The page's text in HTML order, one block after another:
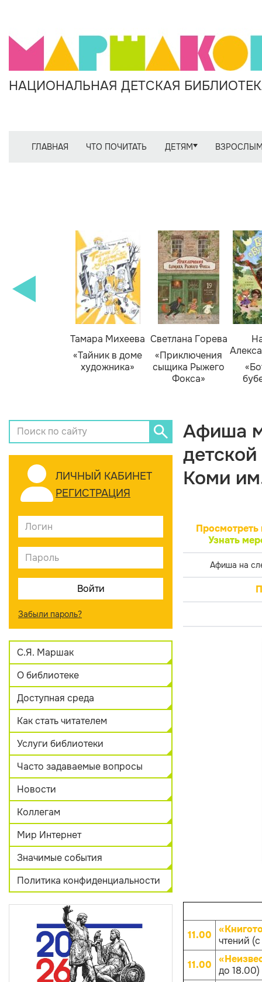
НАЦИОНАЛЬНАЯ ДЕТСКАЯ
ГЛАВНАЯ ЧТО ПОЧИТАТЬ ДЕТЯМ
Тамара Михеева
«Тайник в доме
художника»
Светлана Горева
«Приключения
сыщика Рыжего
Фокса»
ЛИЧНЫЙ КАБИНЕТ
РЕГИСТРАЦИЯ
Забыли пароль?
С.Я. Маршак
О библиотеке
Доступная среда
Как стать читателем
Услуги библиотеки
Часто задаваемые вопросы
Новости
Коллегам
Мир Интернет
Значимые события
Политика конфиденциальности
Афиша
Коми
Просмотреть
Узнать
Афиша на
11.00
чтений
11.00
до 18.00)